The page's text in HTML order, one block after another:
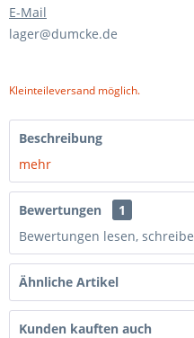
E-Mail
lager@dumcke.de
Kleinteileversand möglich.
Beschreibung
mehr
Bewertungen
1
Bewertungen lesen,
Ähnliche Artikel
Kunden kauften auch